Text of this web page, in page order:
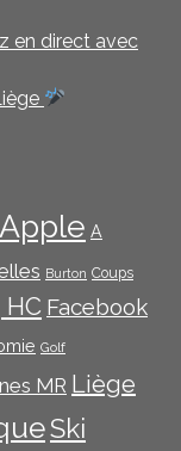
en direct avec
Apple A
Burton Coups
Facebook
Golf
MR Liège
Ski